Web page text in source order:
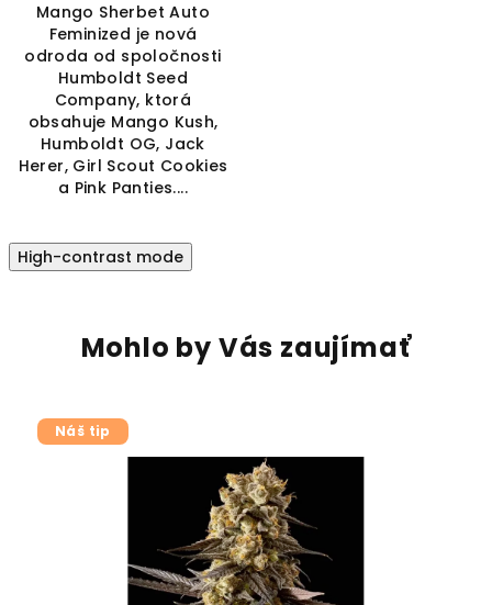
Mango Sherbet Auto
Feminized je nová
odroda od spoločnosti
Humboldt Seed
Company, ktorá
obsahuje Mango Kush,
Humboldt OG, Jack
Herer, Girl Scout Cookies
a Pink Panties....
High-contrast mode
Mohlo by Vás zaujímať
Náš tip